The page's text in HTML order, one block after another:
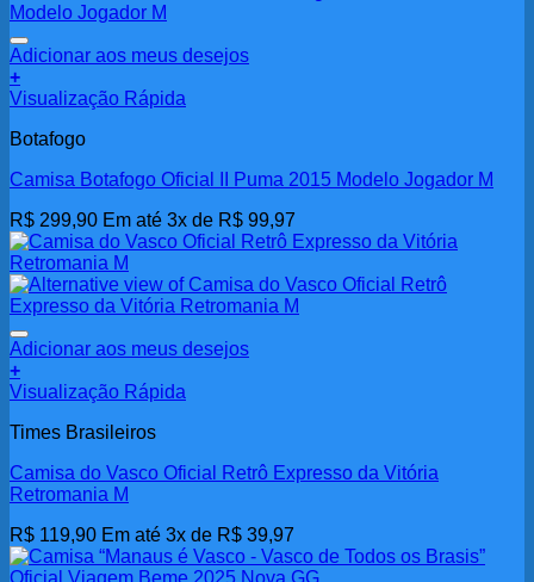
Adicionar aos meus desejos
+
Visualização Rápida
Botafogo
Camisa Botafogo Oficial II Puma 2015 Modelo Jogador M
R$ 299,90 Em até 3x de R$ 99,97
Adicionar aos meus desejos
+
Visualização Rápida
Times Brasileiros
Camisa do Vasco Oficial Retrô Expresso da Vitória
Retromania M
R$ 119,90 Em até 3x de R$ 39,97